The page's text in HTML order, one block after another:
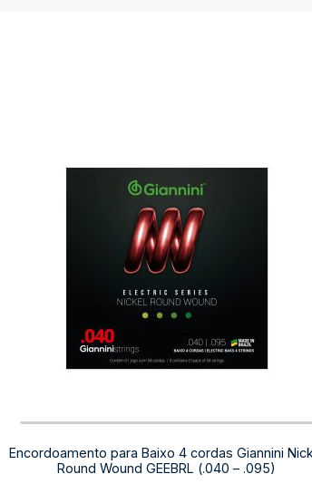
Encordoamento para Baixo 4 cordas Giannini
Round Wound GEEBRL (.040 – .095)